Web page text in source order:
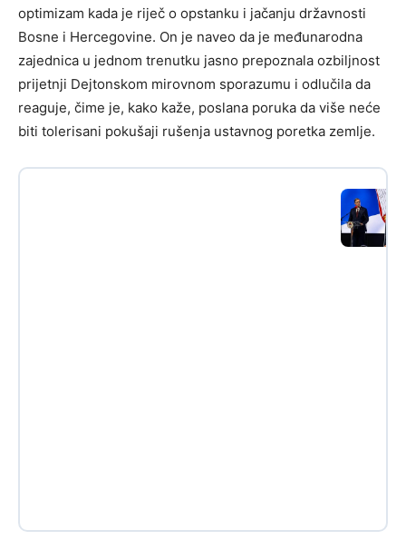
optimizam kada je riječ o opstanku i jačanju državnosti
Bosne i Hercegovine. On je naveo da je međunarodna
zajednica u jednom trenutku jasno prepoznala ozbiljnost
prijetnji Dejtonskom mirovnom sporazumu i odlučila da
reaguje, čime je, kako kaže, poslana poruka da više neće
biti tolerisani pokušaji rušenja ustavnog poretka zemlje.